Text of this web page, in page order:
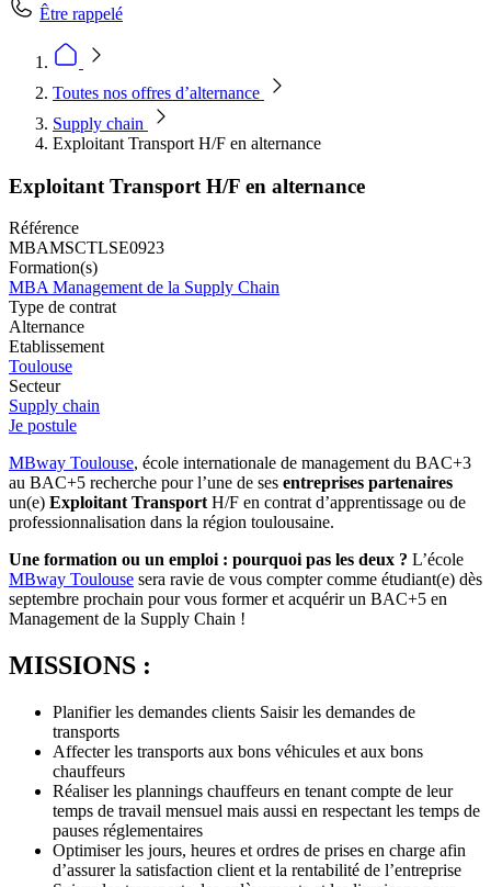
Être rappelé
Toutes nos offres d’alternance
Supply chain
Exploitant Transport H/F en alternance
Exploitant Transport H/F en alternance
Référence
MBAMSCTLSE0923
Formation(s)
MBA Management de la Supply Chain
Type de contrat
Alternance
Etablissement
Toulouse
Secteur
Supply chain
Je postule
MBway Toulouse, école internationale de management du BAC+3
au BAC+5 recherche pour l’une de ses entreprises partenaires
un(e) Exploitant TransportH/F en contrat d’apprentissage ou de
professionnalisation dans la région toulousaine.
Une formation ou un emploi : pourquoi pas les deux ? L’école
MBway Toulouse sera ravie de vous compter comme étudiant(e) dès
septembre prochain pour vous former et acquérir un BAC+5 en
Management de la Supply Chain !
MISSIONS :
Planifier les demandes clients Saisir les demandes de
transports
Affecter les transports aux bons véhicules et aux bons
chauffeurs
Réaliser les plannings chauffeurs en tenant compte de leur
temps de travail mensuel mais aussi en respectant les temps de
pauses réglementaires
Optimiser les jours, heures et ordres de prises en charge afin
d’assurer la satisfaction client et la rentabilité de l’entreprise